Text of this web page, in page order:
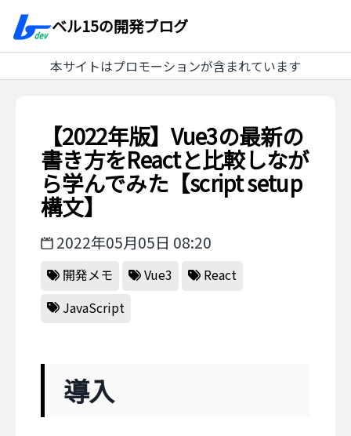
ベル15の開発ブログ
本サイトはプロモーションが含まれています
【2022年版】Vue3の最新の
書き方をReactと比較しなが
ら学んでみた【script setup
構文】
2022年05月05日 08:20
開発メモ Vue3
React
JavaScript
導入